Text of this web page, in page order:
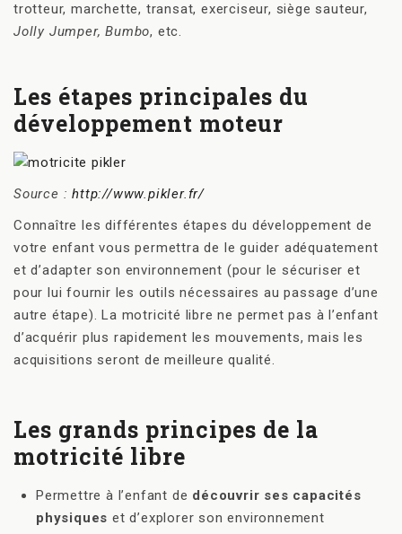
trotteur, marchette, transat, exerciseur, siège sauteur,
Jolly Jumper, Bumbo, etc.
Les étapes principales du
développement moteur
Source :http://www.pikler.fr/
Connaître les différentes étapes du développement de
votre enfant vous permettra de le guider adéquatement
et d’adapter son environnement (pour le sécuriser et
pour lui fournir les outils nécessaires au passage d’une
autre étape). La motricité libre ne permet pas à l’enfant
d’acquérir plus rapidement les mouvements, mais les
acquisitions seront de meilleure qualité.
Les grands principes de la
motricité libre
Permettre à l’enfant de découvrir ses capacités
physiques et d’explorer son environnement